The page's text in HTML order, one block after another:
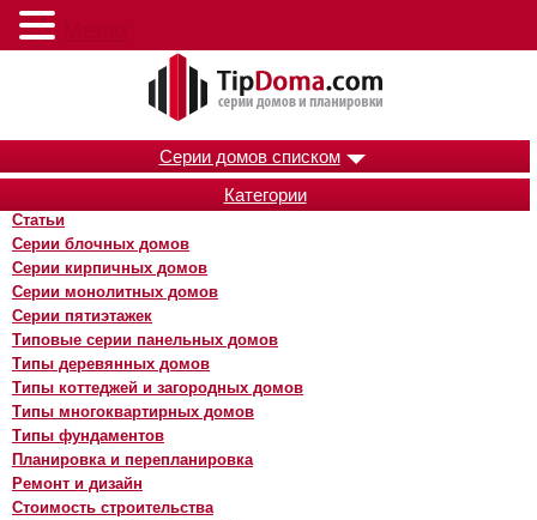
Серии домов списком
Категории
Статьи
Серии блочных домов
Серии кирпичных домов
Серии монолитных домов
Серии пятиэтажек
Типовые серии панельных домов
Типы деревянных домов
Типы коттеджей и загородных домов
Типы многоквартирных домов
Типы фундаментов
Планировка и перепланировка
Ремонт и дизайн
Стоимость строительства